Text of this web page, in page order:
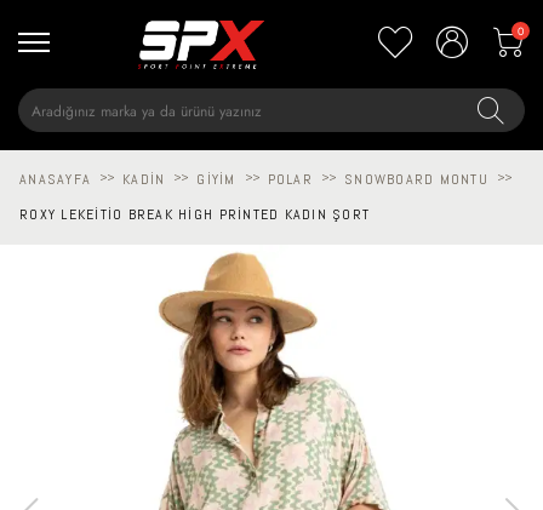
0
ANASAYFA >> KADIN >> GIYIM >> POLAR >> SNOWBOARD MONTU >>
ROXY LEKEITIO BREAK HIGH PRINTED KADIN ŞORT